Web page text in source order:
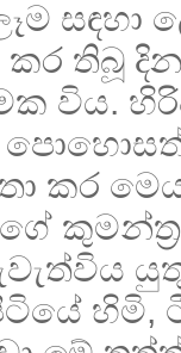
සඳහා
තිබූ
විය.
කර
හිමි,